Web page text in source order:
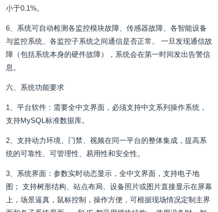
小于0.1%。
6、系统可自动检测各监控模块故障、传感器故障、各智能设备
与监控系统、各监控子系统之间通信是否正常。 一旦发现通信故
障（包括系统本身的硬件故障），系统会在第一时间发出告警信
息。
六、系统功能要求
1、平台软件：需要全中文界面，必须支持中文系列操作系统，
支持MySQL标准数据库。
2、支持动力环境、门禁、视频在同一平台的整体集成，提高系
统的可靠性、可管理性、易用性和安全性。
3、系统界面：参数实时动态显示，全中文界面，支持电子地
图； 支持树形结构、站点布局、设备照片或图片直接显示在屏幕
上，场景逼真，鼠标控制，操作方便，可根据现场情况定制主界